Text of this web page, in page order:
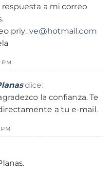
a mi correo
priy_ve@hotmail.com
PM
dice:
la confianza. Te
a tu e-mail.
PM